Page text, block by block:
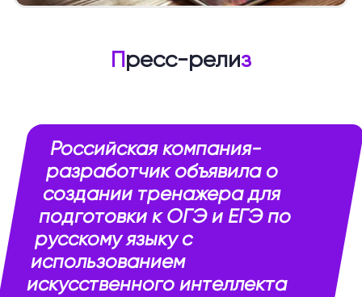
Пресс-релиз
Российская компания-
разработчик объявила о
создании тренажера для
подготовки к ОГЭ и ЕГЭ по
русскому языку с
использованием
искусственного интеллекта